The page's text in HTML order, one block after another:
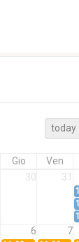
today
Gio Ven
30 31
6 7